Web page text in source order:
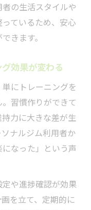
の生活スタイルや
ているため、安心
きます。
効果が変わる
にトレーニングを
習慣作りができて
力に大きな差が生
ナルジム利用者か
なった」という声
や進捗確認が効果
を立て、定期的に